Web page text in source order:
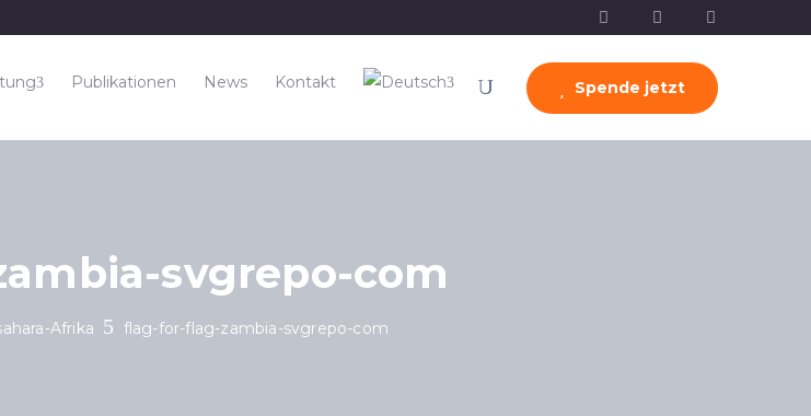
Publikationen News Kontakt Spende jetzt
svgrepo-com
Afrika flag-for-flag-zambia-svgrepo-com